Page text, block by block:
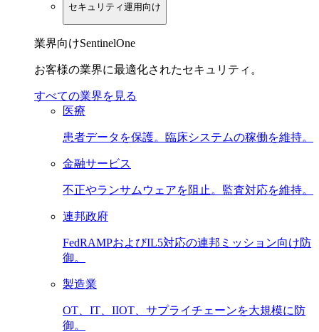
セキュリティ運用向け
業界向けSentinelOne
お客様の業界に最適化されたセキュリティ。
すべての業界を見る
医療
患者データを保護。臨床システムの稼働を維持。
金融サービス
不正やランサムウェアを阻止。監査対応を維持。
連邦政府
FedRAMPおよびIL5対応の連邦ミッション向け防
御。
製造業
OT、IT、IIOT、サプライチェーンを大規模に防
御。